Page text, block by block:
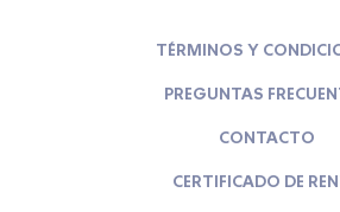
TÉRMINOS Y
PREGUNTAS
CONTACTO
CERTIFICADO DE